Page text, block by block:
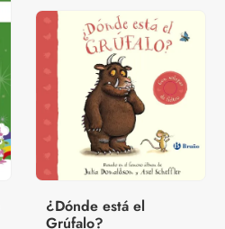
¿Dónde está el
Grúfalo?